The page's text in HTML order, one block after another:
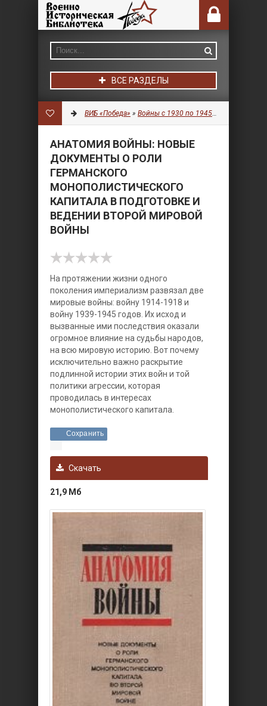
ВСЕ РАЗДЕЛЫ
ВИБ «Победа» » Войны с 1930 по 1945 гг.
АНАТОМИЯ ВОЙНЫ: НОВЫЕ
ДОКУМЕНТЫ О РОЛИ
ГЕРМАНСКОГО
МОНОПОЛИСТИЧЕСКОГО
КАПИТАЛА В ПОДГОТОВКЕ И
ВЕДЕНИИ ВТОРОЙ МИРОВОЙ
ВОЙНЫ
На протяжении жизни одного
поколения империализм развязал две
мировые войны: войну 1914-1918 и
войну 1939-1945 годов. Их исход и
вызванные ими последствия оказали
огромное влияние на судьбы народов,
на всю мировую историю. Вот почему
исключительно важно раскрытие
подлинной истории этих войн и той
политики агрессии, которая
проводилась в интересах
монополистического капитала.
Сохранить
Скачать
21,9 Мб